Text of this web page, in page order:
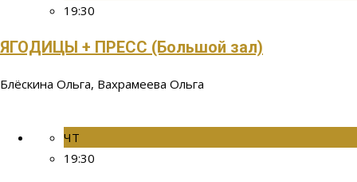
19:30
ЯГОДИЦЫ + ПРЕСС (Большой зал)
Блёскина Ольга, Вахрамеева Ольга
ЧТ
19:30